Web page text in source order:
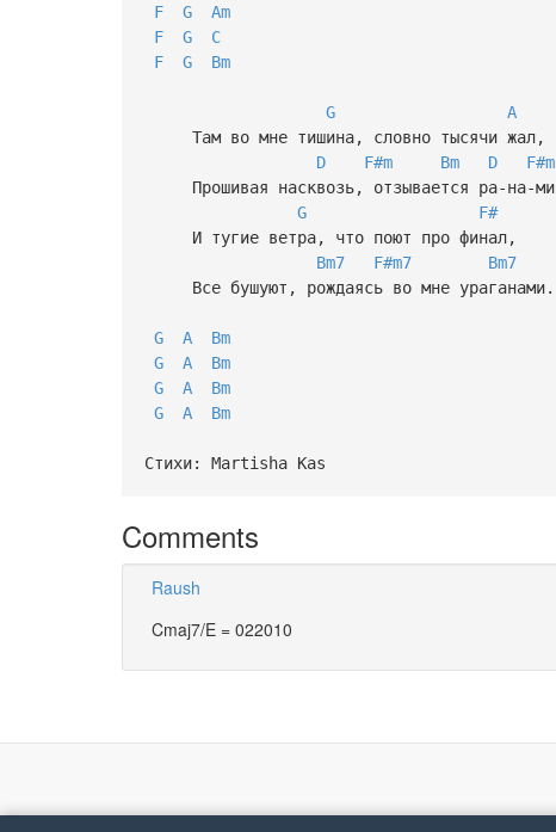
F
G
Am
F
G
C
F
G Bm
G
A
Там во мне тишина, словно тысячи жал,
D
F#m Bm D
F#m
Прошивая насквозь, отзывается ра-на-ми
G
F#
И тугие ветра, что поют про финал,
Bm7
F#m7
Bm7
Все бушуют, рождаясь во мне ураганами.
G A
Bm
G
A
Bm
G
A
Bm
G
A Bm
Стихи: Martisha Kas
Comments
Raush
Cmaj7/E = 022010